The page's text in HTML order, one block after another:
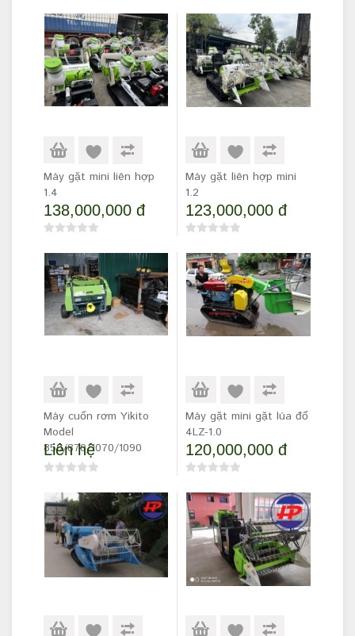
Máy gặt mini liên hợp
1.4
138,000,000 đ
Máy gặt liên hợp mini
1.2
123,000,000 đ
Máy cuốn rơm Yikito
Model
850/870/1070/1090
Liên hệ
Máy gặt mini gặt lúa đổ
4LZ-1.0
120,000,000 đ